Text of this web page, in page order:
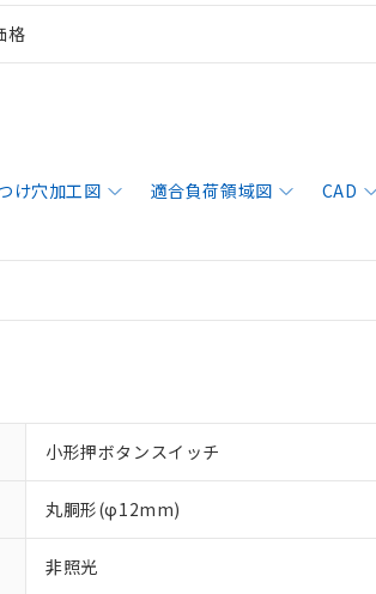
格
け穴加工図 適合負荷領域図 CAD
小形押ボタンスイッチ
丸胴形(φ12mm)
非照光